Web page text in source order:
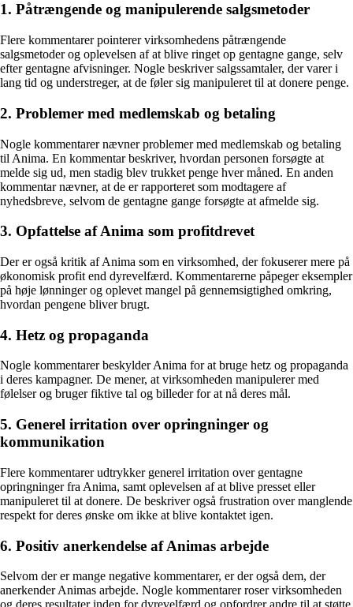
1. Påtrængende og manipulerende salgsmetoder
Flere kommentarer pointerer virksomhedens påtrængende
salgsmetoder og oplevelsen af at blive ringet op gentagne gange, selv
efter gentagne afvisninger. Nogle beskriver salgssamtaler, der varer i
lang tid og understreger, at de føler sig manipuleret til at donere penge.
2. Problemer med medlemskab og betaling
Nogle kommentarer nævner problemer med medlemskab og betaling
til Anima. En kommentar beskriver, hvordan personen forsøgte at
melde sig ud, men stadig blev trukket penge hver måned. En anden
kommentar nævner, at de er rapporteret som modtagere af
nyhedsbreve, selvom de gentagne gange forsøgte at afmelde sig.
3. Opfattelse af Anima som profitdrevet
Der er også kritik af Anima som en virksomhed, der fokuserer mere på
økonomisk profit end dyrevelfærd. Kommentarerne påpeger eksempler
på høje lønninger og oplevet mangel på gennemsigtighed omkring,
hvordan pengene bliver brugt.
4. Hetz og propaganda
Nogle kommentarer beskylder Anima for at bruge hetz og propaganda
i deres kampagner. De mener, at virksomheden manipulerer med
følelser og bruger fiktive tal og billeder for at nå deres mål.
5. Generel irritation over opringninger og
kommunikation
Flere kommentarer udtrykker generel irritation over gentagne
opringninger fra Anima, samt oplevelsen af at blive presset eller
manipuleret til at donere. De beskriver også frustration over manglende
respekt for deres ønske om ikke at blive kontaktet igen.
6. Positiv anerkendelse af Animas arbejde
Selvom der er mange negative kommentarer, er der også dem, der
anerkender Animas arbejde. Nogle kommentarer roser virksomheden